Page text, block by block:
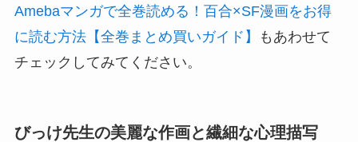
Amebaマンガで全巻読める！百合×SF漫画をお得
に読む方法【全巻まとめ買いガイド】
もあわせて
チェックしてみてください。
びっけ先生の美麗な作画と繊細な心理描写